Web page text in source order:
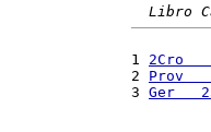
Libro
1 2Cro
2 Prov
3 Ger